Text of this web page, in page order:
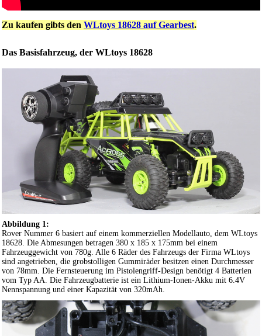
Zu kaufen gibts den WLtoys 18628 auf Gearbest.
Das Basisfahrzeug, der WLtoys 18628
Abbildung 1:
Rover Nummer 6 basiert auf einem kommerziellen Modellauto, dem WLtoys
18628. Die Abmesungen betragen 380 x 185 x 175mm bei einem
Fahrzeuggewicht von 780g. Alle 6 Räder des Fahrzeugs der Firma WLtoys
sind angetrieben, die grobstolligen Gummiräder besitzen einen Durchmesser
von 78mm. Die Fernsteuerung im Pistolengriff-Design benötigt 4 Batterien
vom Typ AA. Die Fahrzeugbatterie ist ein Lithium-Ionen-Akku mit 6.4V
Nennspannung und einer Kapazität von 320mAh.